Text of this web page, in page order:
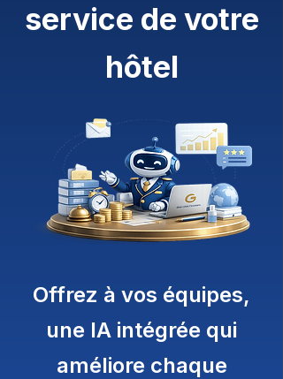
service de votre
hôtel
Offrez à vos équipes,
une IA intégrée qui
améliore chaque